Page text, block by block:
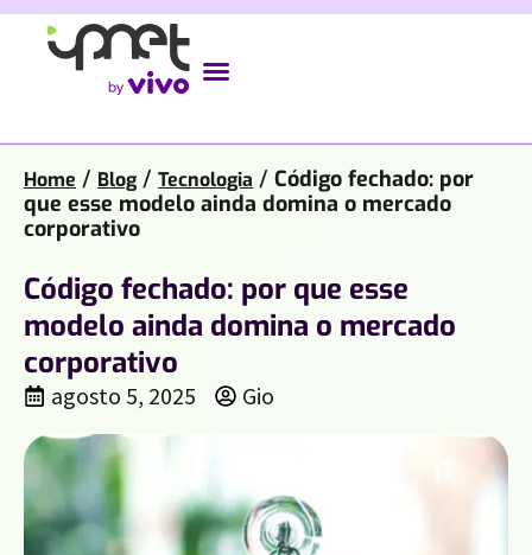
Home / Blog / Tecnologia / Código fechado: por
que esse modelo ainda domina o mercado
corporativo
Código fechado: por que esse
modelo ainda domina o mercado
corporativo
agosto 5, 2025 Gio